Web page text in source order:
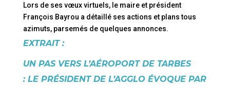
Lors de ses vœux virtuels, le maire et président
François Bayrou a détaillé ses actions et plans tous
azimuts, parsemés de quelques annonces.
EXTRAIT :
UN PAS VERS L’AÉROPORT DE TARBES
: LE PRÉSIDENT DE L’AGGLO ÉVOQUE PAR